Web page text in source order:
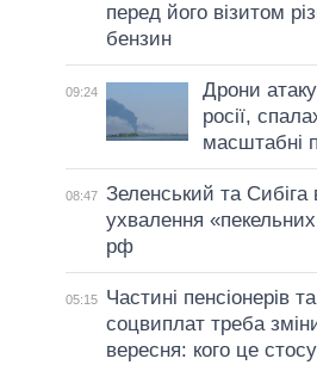
перед його візитом
бензин
09:24
Дрони
росії,
масштабні
08:47 Зеленський та Сибіга
ухвалення
рф
05:15
Частині пенсіонерів
соцвиплат треба
вересня: кого це